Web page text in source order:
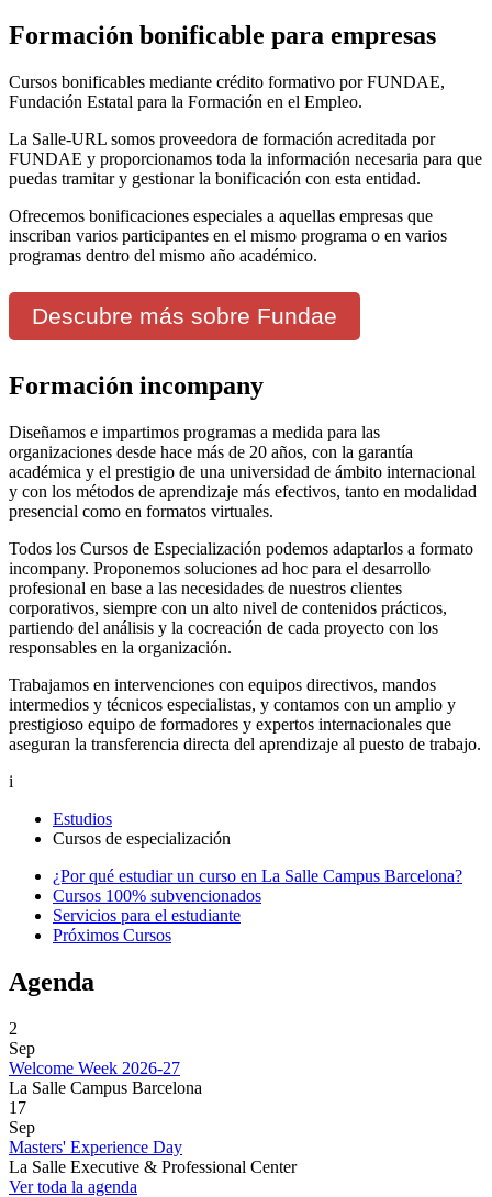
Formación bonificable para empresas
Cursos bonificables mediante crédito formativo por FUNDAE,
Fundación Estatal para la Formación en el Empleo.
La Salle-URL somos proveedora de formación acreditada por
FUNDAE y proporcionamos toda la información necesaria para que
puedas tramitar y gestionar la bonificación con esta entidad.
Ofrecemos bonificaciones especiales a aquellas empresas que
inscriban varios participantes en el mismo programa o en varios
programas dentro del mismo año académico.
Descubre más sobre Fundae
Formación incompany
Diseñamos e impartimos programas a medida para las
organizaciones desde hace más de 20 años, con la garantía
académica y el prestigio de una universidad de ámbito internacional
y con los métodos de aprendizaje más efectivos, tanto en modalidad
presencial como en formatos virtuales.
Todos los Cursos de Especialización podemos adaptarlos a formato
incompany. Proponemos soluciones ad hoc para el desarrollo
profesional en base a las necesidades de nuestros clientes
corporativos, siempre con un alto nivel de contenidos prácticos,
partiendo del análisis y la cocreación de cada proyecto con los
responsables en la organización.
Trabajamos en intervenciones con equipos directivos, mandos
intermedios y técnicos especialistas, y contamos con un amplio y
prestigioso equipo de formadores y expertos internacionales que
aseguran la transferencia directa del aprendizaje al puesto de trabajo.
i
Estudios
Cursos de especialización
¿Por qué estudiar un curso en La Salle Campus Barcelona?
Cursos 100% subvencionados
Servicios para el estudiante
Próximos Cursos
Agenda
2
Sep
Welcome Week 2026-27
La Salle Campus Barcelona
17
Sep
Masters' Experience Day
La Salle Executive & Professional Center
Ver toda la agenda